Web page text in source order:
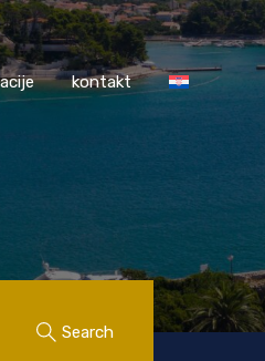
kontakt
kontakt
Search